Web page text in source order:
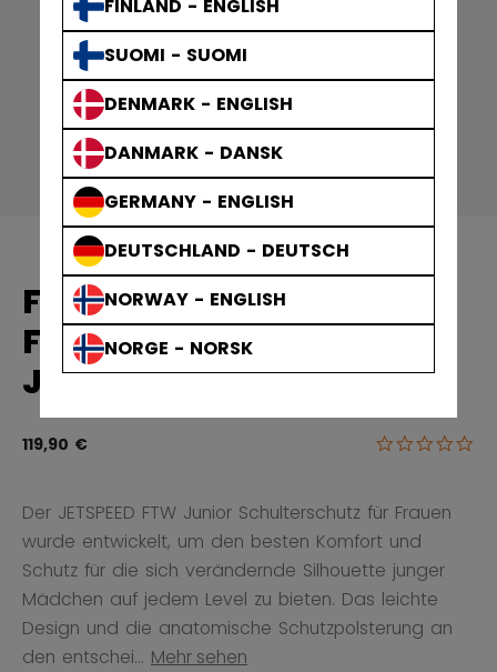
FINLAND - ENGLISH
SUOMI - SUOMI
DENMARK - ENGLISH
DANMARK - DANSK
GERMANY - ENGLISH
DEUTSCHLAND - DEUTSCH
NORWAY - ENGLISH
NORGE - NORSK
FRAUEN AUSRÜSTUNG
FTW SCHULTERSCHUTZ
JUNIOR
119,90 € 5 von 5
Der JETSPEED FTW Junior Schulterschutz für Frauen
wurde entwickelt, um den besten Komfort und
Schutz für die sich verändernde Silhouette junger
Mädchen auf jedem Level zu bieten. Das leichte
Design und die anatomische Schutzpolsterung an
den entschei... Mehr sehen